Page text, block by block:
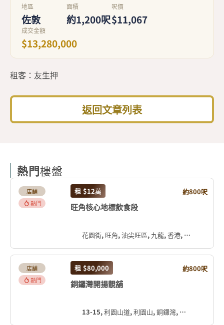
地區
佐敦
面積
約1,200呎
呎價
$11,067
成交金額
$13,280,000
租客：友生押
返回文章列表
熱門樓盤
店舖
熱門
租 $12萬 約800呎
旺角核心地標飲食段
花園街, 旺角, 油尖旺區, 九龍, 香港, 中国
店舖
熱門
租 $80,000 約800呎
銅鑼灣開揚靚舖
13-15, 利園山道, 利園山, 銅鑼灣, 灣仔區, 香港島, 香港, 中国